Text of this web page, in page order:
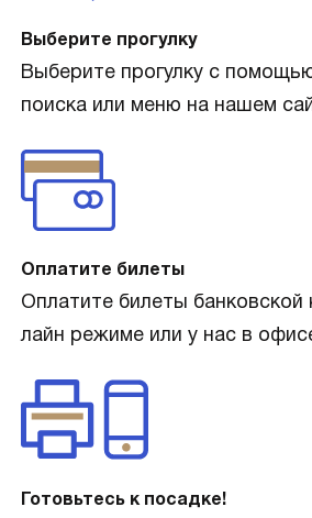
Выберите прогулку
Выберите прогулку с
поиска или меню на нашем
Оплатите билеты
Оплатите билеты банковской
лайн режиме или у нас в
Готовьтесь к посадке!